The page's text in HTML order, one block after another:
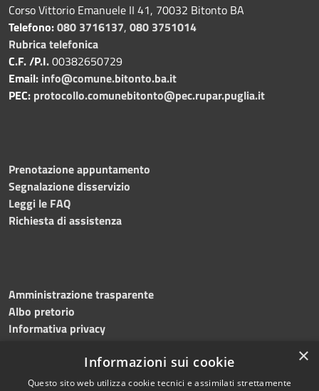
Corso Vittorio Emanuele II 41, 70032 Bitonto BA
Telefono:080 3716137, 080 3751014
Rubrica telefonica
C.F. /P.I.00382650729
Email: info@comune.bitonto.ba.it
PEC: protocollo.comunebitonto@pec.rupar.puglia.it
Prenotazione appuntamento
Segnalazione disservizio
Leggi le FAQ
Richiesta di assistenza
Amministrazione trasparente
Albo pretorio
Informativa privacy
Dichiarazione di accessibilità Meccanismo di feedback ×
Informazioni sui cookie
Questo sito web utilizza cookie tecnici e assimilati strettamente